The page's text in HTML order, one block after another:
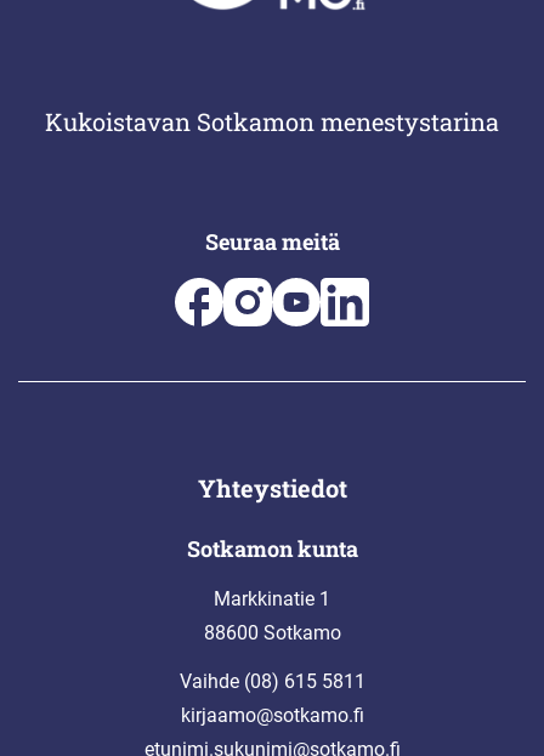
Kukoistavan Sotkamon menestystarina
Seuraa meitä
Yhteystiedot
Sotkamon kunta
Markkinatie 1
88600 Sotkamo
Vaihde (08) 615 5811
kirjaamo@sotkamo.fi
etunimi.sukunimi@sotkamo.fi